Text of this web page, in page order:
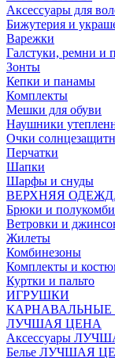
Аксессуары для
Бижутерия и
Варежки
Галстуки, ремни и
Зонты
Кепки и панамы
Комплекты
Мешки для обуви
Наушники
Очки
Перчатки
Шапки
Шарфы и снуды
ВЕРХНЯЯ
Брюки и
Ветровки и
Жилеты
Комбинезоны
Комплекты и
Куртки и пальто
ИГРУШКИ
ЛУЧШАЯ ЦЕНА
Аксессуары
Белье ЛУЧШАЯ